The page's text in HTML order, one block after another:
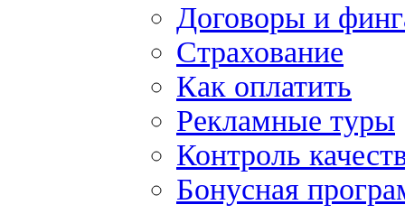
Договоры и
Страхование
Как оплатить
Рекламные туры
Контроль
Бонусная